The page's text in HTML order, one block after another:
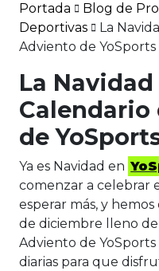
Portada
Blog de
Deportivas
La
Adviento de YoSports
La
de
Ya es Navidad en
comenzar a celebrar
esperar más, y
de diciembre lleno de
Adviento de
diarias para que